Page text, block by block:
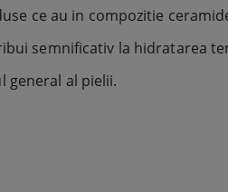
ce au in compozitie
semnificativ la hidratarea
general al pielii.